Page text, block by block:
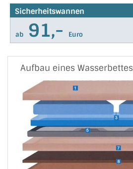
Sicherheitswannen
ab 91,- Euro
Aufbau eines Wasserbettes